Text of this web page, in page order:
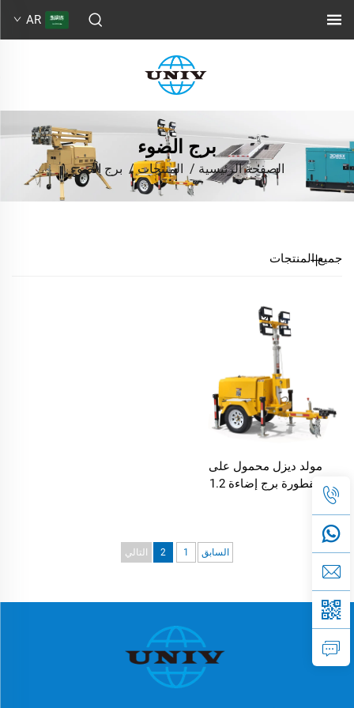
AR
برج الضوء
الصفحة الرئيسية / المنتجات/ برج الضوء
جميع المنتجات
مولد ديزل محمول على
مقطورة برج إضاءة 1.2
كيلوواط لمبة LED عمود صاري
السابق 1
2 التالي